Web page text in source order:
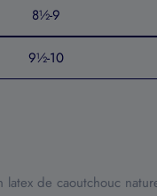
8½-9
9½-10
de caoutchouc